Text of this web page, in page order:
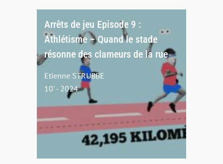
Arrêts de jeu Episode 9 :
Athlétisme – Quand le stade
résonne des clameurs de la rue
Etienne STRUBBE
10' - 2024